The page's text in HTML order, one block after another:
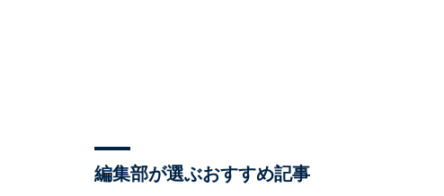
編集部が選ぶおすすめ記事